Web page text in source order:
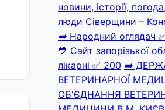
новини, історії,
люди Сіверщини –
➡️ Народний оглядач
💙 Сайт запорізької
лікарні ✅ 200 ➡️
ВЕТЕРИНАРНОЇ
ОБ'ЄДНАННЯ